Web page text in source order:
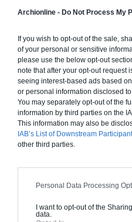
Archionline - Do Not Process My
If you wish to opt-out of the sale,
of your personal or sensitive
please use the below opt-out
note that after your opt-out request
seeing interest-based ads based
or personal information disclosed
You may separately opt-out of the
information by third parties on the
This information may also be
IAB’s List of Downstream
other third parties.
Personal Data Processing
I want to opt-out of the
data.
Faites les bons choix
départ, trouvez les
au bon prix pour vos
estimation rapide du
réalisation de vos travaux.
Obtenir un Devis
A propos
Qui sommes-nous ?
confiance ?